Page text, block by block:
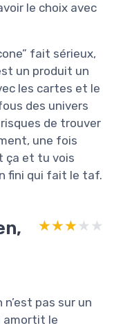
le choix avec
fait sérieux,
un produit un
les cartes et le
des univers
de trouver
une fois
ça et tu vois
fini qui fait le taf.
★★★★★
★★★★★
pas sur un
amortit le